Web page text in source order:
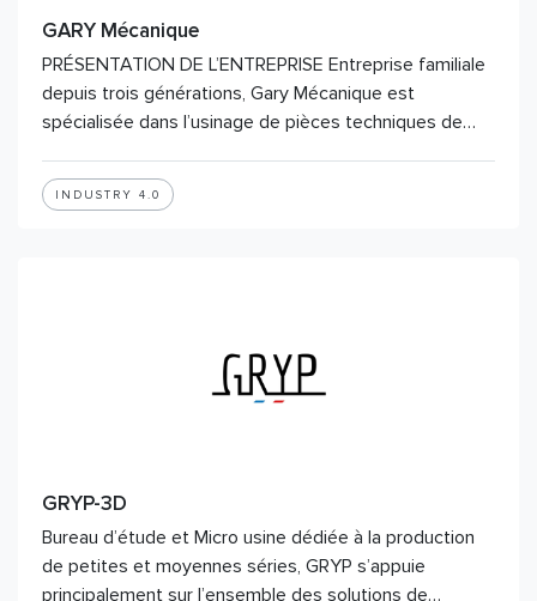
GARY Mécanique
PRÉSENTATION DE L’ENTREPRISE Entreprise familiale
depuis trois générations, Gary Mécanique est
spécialisée dans l’usinage de pièces techniques de…
INDUSTRY 4.0
GRYP-3D
Bureau d’étude et Micro usine dédiée à la production
de petites et moyennes séries, GRYP s’appuie
principalement sur l’ensemble des solutions de…